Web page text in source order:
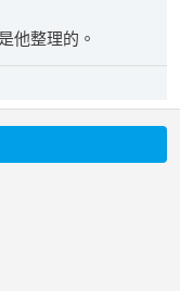
他整理的。